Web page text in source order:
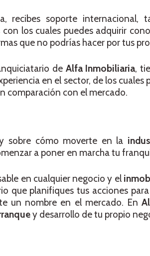
recibes soporte internacional,
los cuales puedes adquirir
que no podrías hacer por tus
de Alfa Inmobiliaria,
en el sector, de los cuales
comparación con el mercado.
sobre cómo moverte en la
a poner en marcha tu
en cualquier negocio y el
que planifiques tus acciones
un nombre en el mercado. En
y desarrollo de tu propio